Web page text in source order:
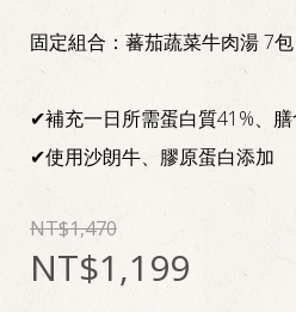
固定組合：蕃茄蔬菜牛肉湯 7包
✔補充一日所需蛋白質41%、
✔使用沙朗牛、膠原蛋白添加
1,470
1,199